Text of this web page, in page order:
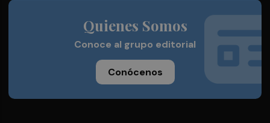
Quienes Somos
Conoce al grupo editorial
Conócenos